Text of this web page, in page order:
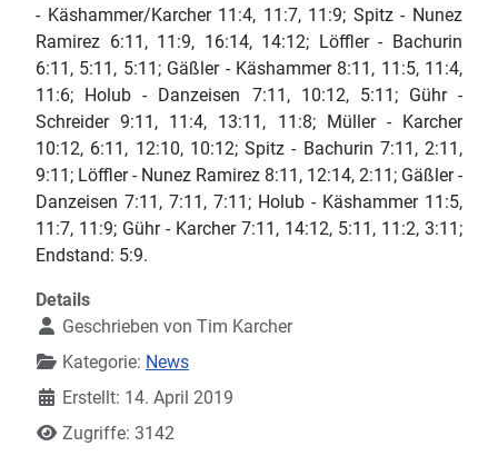
- Käshammer/Karcher 11:4, 11:7, 11:9; Spitz - Nunez
Ramirez 6:11, 11:9, 16:14, 14:12; Löffler - Bachurin
6:11, 5:11, 5:11; Gäßler - Käshammer 8:11, 11:5, 11:4,
11:6; Holub - Danzeisen 7:11, 10:12, 5:11; Gühr -
Schreider 9:11, 11:4, 13:11, 11:8; Müller - Karcher
10:12, 6:11, 12:10, 10:12; Spitz - Bachurin 7:11, 2:11,
9:11; Löffler - Nunez Ramirez 8:11, 12:14, 2:11; Gäßler -
Danzeisen 7:11, 7:11, 7:11; Holub - Käshammer 11:5,
11:7, 11:9; Gühr - Karcher 7:11, 14:12, 5:11, 11:2, 3:11;
Endstand: 5:9.
Details
Geschrieben von Tim Karcher
Kategorie: News
Erstellt: 14. April 2019
Zugriffe: 3142